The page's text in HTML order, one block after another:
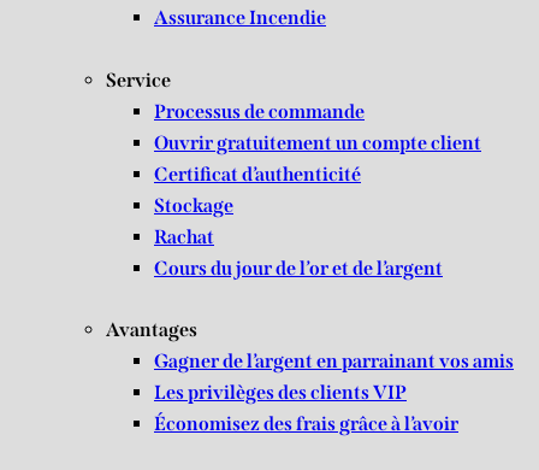
Assurance Incendie
Service
Processus de commande
Ouvrir gratuitement un compte client
Certificat d’authenticité
Stockage
Rachat
Cours du jour de l’or et de l’argent
Avantages
Gagner de l’argent en parrainant vos amis
Les privilèges des clients VIP
Économisez des frais grâce à l’avoir